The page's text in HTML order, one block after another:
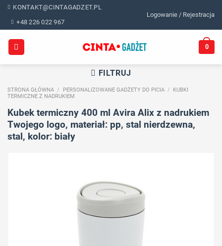
Skip
content
KONTAKT@CINTAGADZET.PL
+48 226 022 967
Logowanie / Rejestracja
0
FILTRUJ
STRONA GŁÓWNA / PERSONALIZOWANE GADŻETY DO PICIA /
KUBKI
TERMICZNE Z NADRUKIEM
Kubek termiczny 400 ml Avira Alix z nadrukiem
Twojego logo, materiał: pp, stal nierdzewna,
stal, kolor: biały